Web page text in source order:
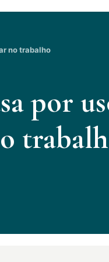
no trabalho
por